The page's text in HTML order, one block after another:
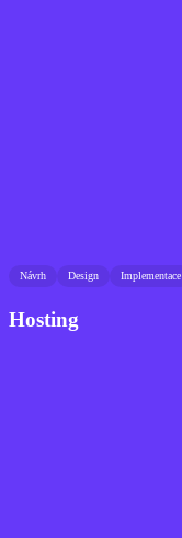
Návrh Design Implementace
Hosting